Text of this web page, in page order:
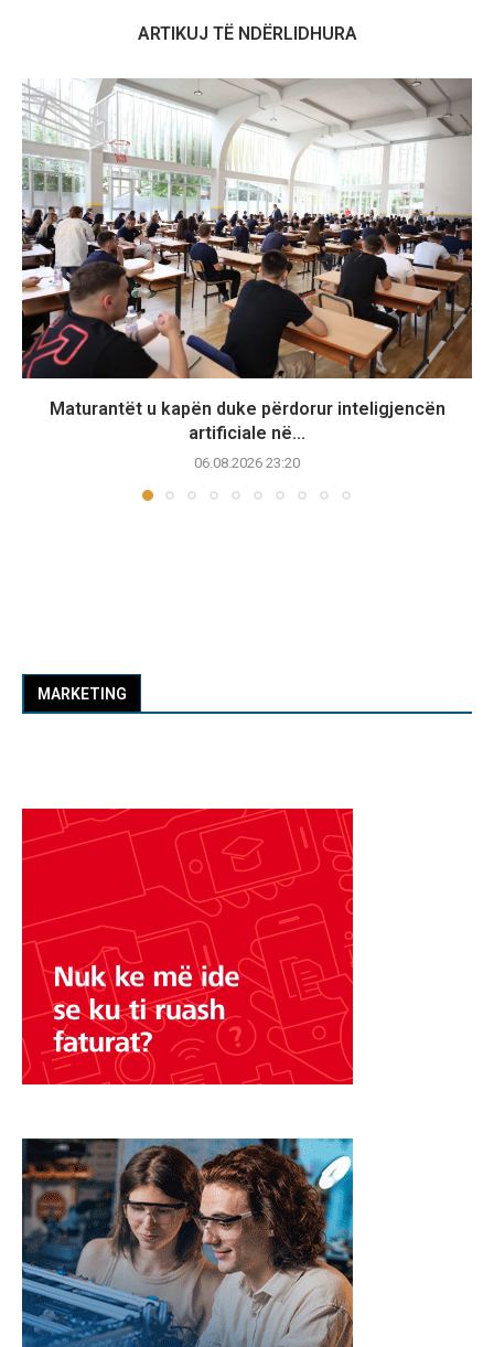
ARTIKUJ TË NDËRLIDHURA
Maturantët u kapën duke përdorur inteligjencën
artificiale në...
06.08.2026 23:20
MARKETING